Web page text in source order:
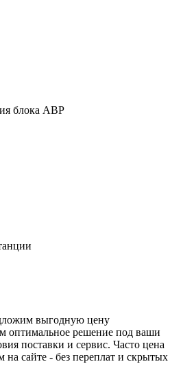
блока АВР
выгодную цену
оптимальное решение под ваши
поставки и сервис. Часто цена
сайте - без переплат и скрытых